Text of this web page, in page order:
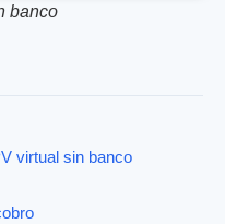
banco
virtual sin banco